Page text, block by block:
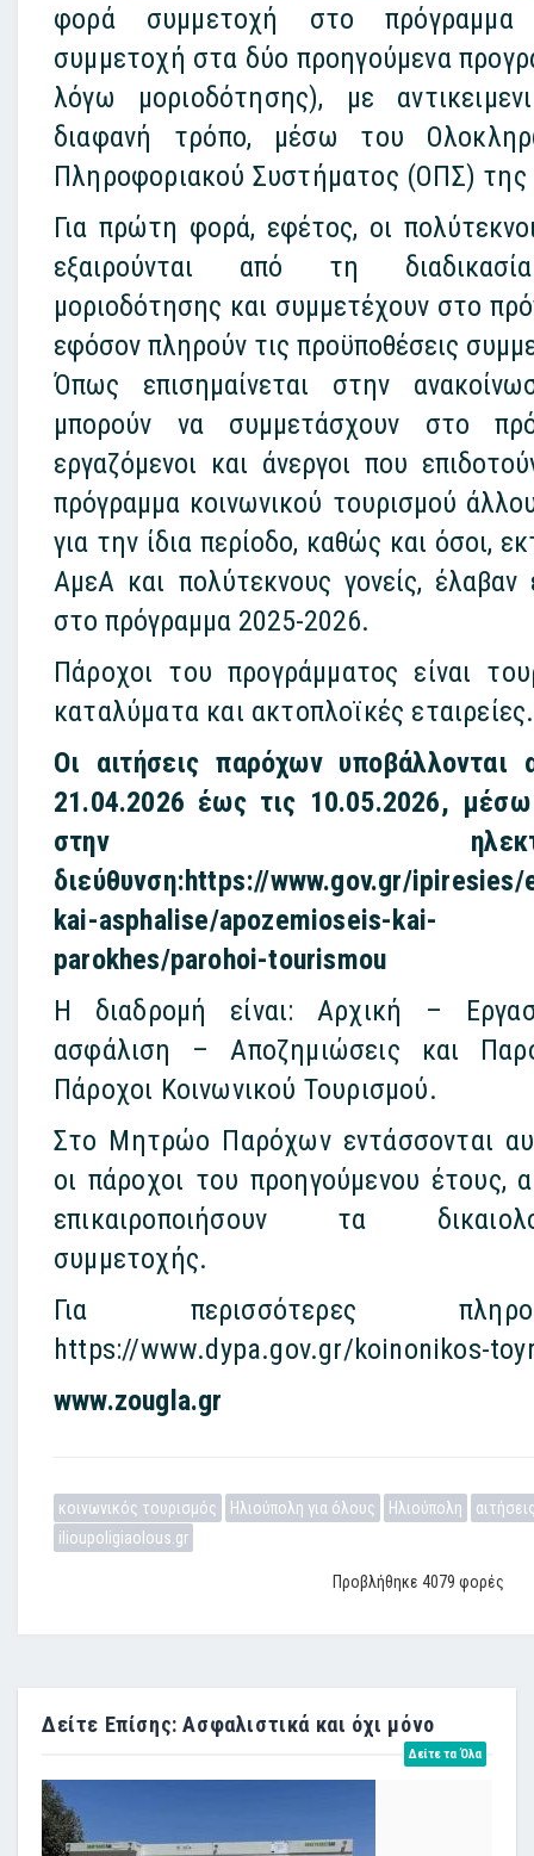
φορά συμμετοχή στο
συμμετοχή στα δύο προηγούμενα
λόγω μοριοδότησης), με
διαφανή τρόπο, μέσω του
Πληροφοριακού Συστήματος (ΟΠΣ)
Για πρώτη φορά, εφέτος, οι
εξαιρούνται από τη
μοριοδότησης και συμμετέχουν στο
εφόσον πληρούν τις προϋποθέσεις
Όπως επισημαίνεται στην
μπορούν να συμμετάσχουν στο
εργαζόμενοι και άνεργοι που
πρόγραμμα κοινωνικού τουρισμού
για την ίδια περίοδο, καθώς και όσοι,
ΑμεΑ και πολύτεκνους γονείς, έλαβαν
στο πρόγραμμα 2025-2026.
Πάροχοι του προγράμματος είναι
καταλύματα και ακτοπλοϊκές εταιρείες.
Οι αιτήσεις παρόχων υποβάλλονται
21.04.2026 έως τις 10.05.2026,
στην
διεύθυνση:https://www.gov.gr/ipiresies/
kai-asphalise/apozemioseis-kai-
parokhes/parohoi-tourismou
Η διαδρομή είναι: Αρχική –
ασφάλιση – Αποζημιώσεις και
Πάροχοι Κοινωνικού Τουρισμού.
Στο Μητρώο Παρόχων εντάσσονται
οι πάροχοι του προηγούμενου έτους,
επικαιροποιήσουν τα
συμμετοχής.
Για περισσότερες
https://www.dypa.gov.gr/koinonikos-
www.zougla.gr
κοινωνικός τουρισμός Ηλιούπολη για όλους Ηλιούπολη
ilioupoligiaolous.gr
Προβλήθηκε 4079 φορές
Δείτε Επίσης: Ασφαλιστικά και όχι μόνο
Δείτε τα Όλα